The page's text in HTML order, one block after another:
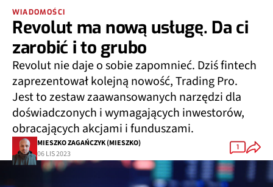
WIADOMOŚCI
Revolut ma nową usługę. Da ci
zarobić i to grubo
Revolut nie daje o sobie zapomnieć. Dziś fintech
zaprezentował kolejną nowość, Trading Pro.
Jest to zestaw zaawansowanych narzędzi dla
doświadczonych i wymagających inwestorów,
obracających akcjami i funduszami.
MIESZKO ZAGAŃCZYK (MIESZKO)
06 LIS 2023
1